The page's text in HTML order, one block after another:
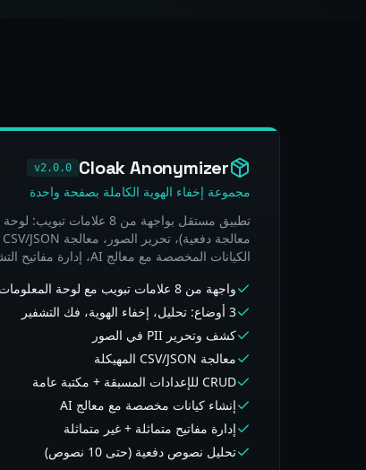
Cloak Anonymizer
v2.0.0
مجموعة إخفاء الهوية الكاملة بصفحة واحدة
الكيانات المخصصة مع معالج AI، إدارة مفاتيح التشفير، والإعدادات.
واجهة من 8 علامات تبويب مع لوحة المعلومات
3 أوضاع: تحليل، إخفاء الهوية، فك التشفير
كشف وتحرير PII في الصور
معالجة CSV/JSON المهيكلة
CRUD للإعدادات المسبقة + مكتبة عامة
إنشاء كيانات مخصصة مع معالج AI
إدارة مفاتيح متماثلة + غير متماثلة
تحليل نصوص دفعية (حتى 10 نصوص)